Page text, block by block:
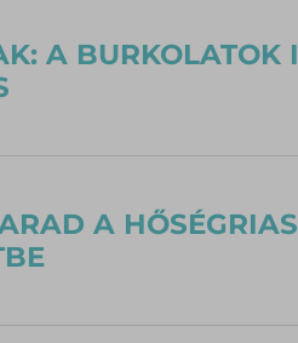
A BURKOLATOK
A